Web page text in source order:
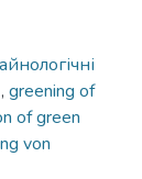
, greening of
of green
von